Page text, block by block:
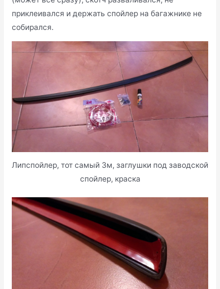
приклеивался и держать спойлер на багажнике не
собирался.
Липспойлер, тот самый 3м, заглушки под заводской
спойлер, краска